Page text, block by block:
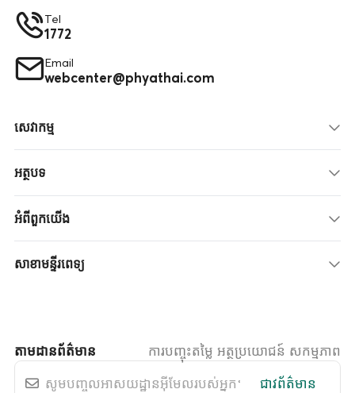
Tel
1772
Email
webcenter@phyathai.com
សេវាកម្ម
អត្ថបទ
អំពីពួកយើង
សាខាមន្ទីរពេទ្យ
តាមដានព័ត៌មាន
ការបញ្ចុះតម្លៃ អត្ថប្រយោជន៍ សកម្មភាព
ជាវព័ត៌មាន